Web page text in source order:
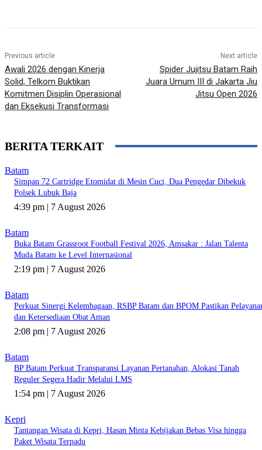
Previous article
Awali 2026 dengan Kinerja
Solid, Telkom Buktikan
Komitmen Disiplin Operasional
dan Eksekusi Transformasi
Next article
Spider Jujitsu Batam Raih
Juara Umum III di Jakarta Jiu
Jitsu Open 2026
BERITA TERKAIT
Batam
Simpan 72 Cartridge Etomidat di Mesin Cuci, Dua Pengedar Dibekuk
Polsek Lubuk Baja
4:39 pm | 7 August 2026
Batam
Buka Batam Grassroot Football Festival 2026, Amsakar : Jalan Talenta
Muda Batam ke Level Internasional
2:19 pm | 7 August 2026
Batam
Perkuat Sinergi Kelembagaan, RSBP Batam dan BPOM Pastikan
dan Ketersediaan Obat Aman
2:08 pm | 7 August 2026
Batam
BP Batam Perkuat Transparansi Layanan Pertanahan, Alokasi Tanah
Reguler Segera Hadir Melalui LMS
1:54 pm | 7 August 2026
Kepri
Tantangan Wisata di Kepri, Hasan Minta Kebijakan Bebas Visa hingga
Paket Wisata Terpadu